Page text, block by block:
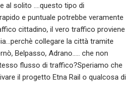
al solito ….questo tipo di
e puntuale potrebbe veramente
cittadino, il vero traffico proviene
collegare la città tramite
Belpasso, Adrano….. che non
flusso di traffico?Speriamo che
il progetto Etna Rail o qualcosa di